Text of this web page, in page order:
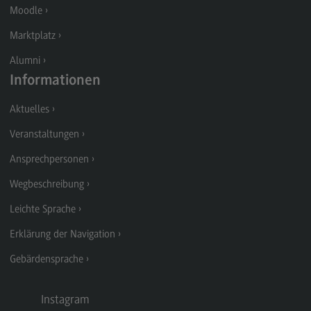
Modulangebot
Berufsperspektiven
Kontakt
Digital Business Management
Modulangebot
Berufsperspektiven
Kontakt
Digitalisierung in der Sozialen Arbeit
Digitalisierung in der Sozialen Arbeit
Modulangebot
Berufsperspektiven
Moodle
Marktplatz
Alumni
Informationen
Aktuelles
Veranstaltungen
Ansprechpersonen
Wegbeschreibung
Leichte Sprache
Erklärung der Navigation
Gebärdensprache
Instagram